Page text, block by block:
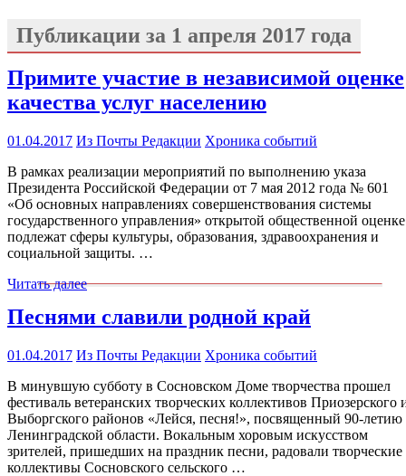
Публикации за 1 апреля 2017 года
Примите участие в независимой оценке
качества услуг населению
01.04.2017 Из Почты Редакции Хроника событий
В рамках реализации мероприятий по выполнению указа
Президента Российской Федерации от 7 мая 2012 года № 601
«Об основных направлениях совершенствования системы
государственного управления» открытой общественной оценке
подлежат сферы культуры, образования, здравоохранения и
социальной защиты. …
Читать далее
Песнями славили родной край
01.04.2017 Из Почты Редакции Хроника событий
В минувшую субботу в Сосновском Доме творчества прошел
фестиваль ветеранских творческих коллективов Приозерского
Выборгского районов «Лейся, песня!», посвященный 90-летию
Ленинградской области. Вокальным хоровым искусством
зрителей, пришедших на праздник песни, радовали творческие
коллективы Сосновского сельского …